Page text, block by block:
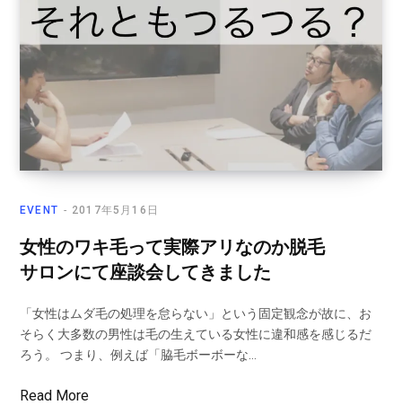
EVENT 2017年5月16日
女性のワキ毛って実際アリなのか脱毛
サロンにて座談会してきました
「女性はムダ毛の処理を怠らない」という固定観念が故に、お
そらく大多数の男性は毛の生えている女性に違和感を感じるだ
ろう。 つまり、例えば「脇毛ボーボーな…
Read More